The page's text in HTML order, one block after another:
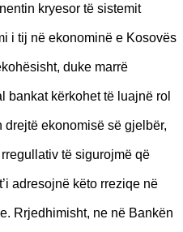
kryesor të sistemit
i tij në ekonominë e Kosovës
duke marrë
bankat kërkohet të luajnë rol
ekonomisë së gjelbër,
të sigurojmë që
adresojnë këto rreziqe në
Rrjedhimisht, ne në Bankën